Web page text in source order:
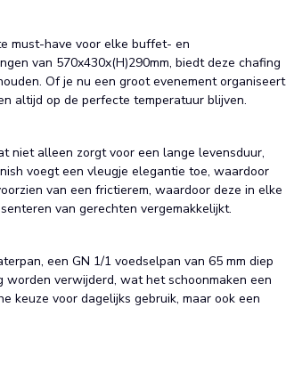
must-have voor elke buffet- en
van 570x430x(H)290mm, biedt deze chafing
Of je nu een groot evenement organiseert
altijd op de perfecte temperatuur blijven.
niet alleen zorgt voor een lange levensduur,
voegt een vleugje elegantie toe, waardoor
van een frictierem, waardoor deze in elke
van gerechten vergemakkelijkt.
een GN 1/1 voedselpan van 65 mm diep
verwijderd, wat het schoonmaken een
keuze voor dagelijks gebruik, maar ook een